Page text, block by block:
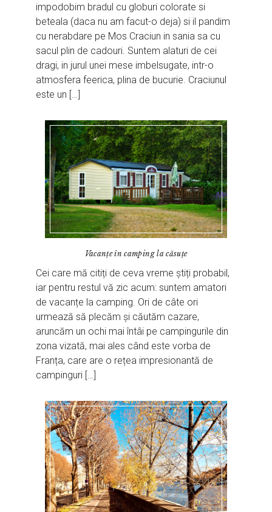
impodobim bradul cu globuri colorate si
beteala (daca nu am facut-o deja) si il pandim
cu nerabdare pe Mos Craciun in sania sa cu
sacul plin de cadouri. Suntem alaturi de cei
dragi, in jurul unei mese imbelsugate, intr-o
atmosfera feerica, plina de bucurie. Craciunul
este un […]
Vacanțe în camping la căsuțe
Cei care mă citiți de ceva vreme știți probabil,
iar pentru restul vă zic acum: suntem amatori
de vacanțe la camping. Ori de câte ori
urmează să plecăm și căutăm cazare,
aruncăm un ochi mai întâi pe campingurile din
zona vizată, mai ales când este vorba de
Franța, care are o rețea impresionantă de
campinguri […]